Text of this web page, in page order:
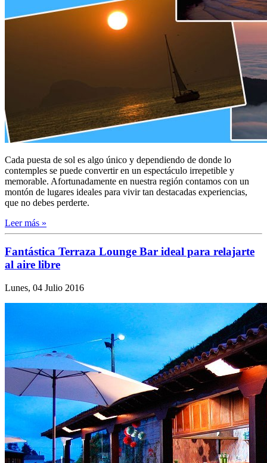
Cada puesta de sol es algo único y dependiendo de donde lo
contemples se puede convertir en un espectáculo irrepetible y
memorable. Afortunadamente en nuestra región contamos con un
montón de lugares ideales para vivir tan destacadas experiencias,
que no debes perderte.
Leer más »
Fantástica Terraza Lounge Bar ideal para relajarte
al aire libre
Lunes, 04 Julio 2016